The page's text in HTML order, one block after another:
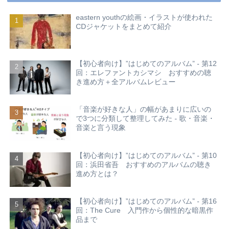
eastern youthの絵画・イラストが使われた
CDジャケットをまとめて紹介
【初心者向け】”はじめてのアルバム” - 第12
回：エレファントカシマシ おすすめの聴
き進め方＋全アルバムレビュー
「音楽が好きな人」の幅があまりに広いの
で3つに分類して整理してみた - 歌・音楽・
音楽と言う現象
【初心者向け】”はじめてのアルバム” - 第10
回：浜田省吾 おすすめのアルバムの聴き
進め方とは？
【初心者向け】”はじめてのアルバム” - 第16
回：The Cure 入門作から個性的な暗黒作
品まで